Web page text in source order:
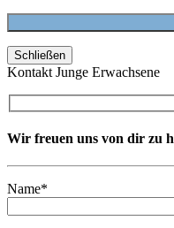
Schließen
Kontakt Junge Erwachsene
Wir freuen uns von dir zu
Name*